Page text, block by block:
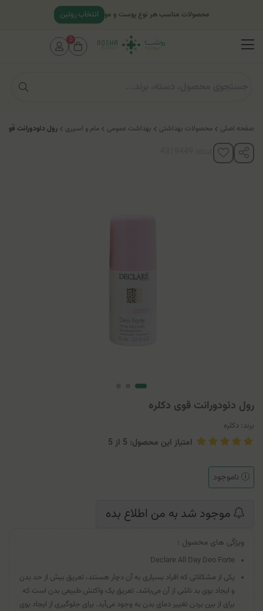
صفحه اصلی محصولات بهداشتی بهداشت عمومی مام و اسپری رول دئودورانت قوی
رول دئودورانت قوی دکلره
برند: دکلره
امتیاز این محصول: 5 از 5
ناموجود
موجود شد به من اطلاع بده
ویژگی های محصول :
Declare All Day Deo Forte
یکی از مشکلاتی که افراد بسیاری به آن دچار هستند، تعریق بیش از حد بدن
و ایجاد بوی بد ناشی از آن می‌باشد. تعریق یک واکنش طبیعی بدن است که
برای از بین بردن تغییر دمای بدن به وجود می‌آید. برای جلوگیری از ایجاد بوی
محصولات مناسب هر نوع پوست و مو انتخاب روتین
0